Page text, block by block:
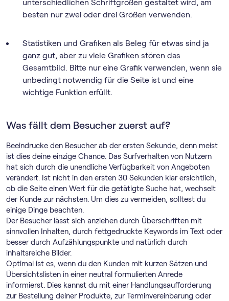
unterschiedlichen Schriftgrößen gestaltet wird, am
besten nur zwei oder drei Größen verwenden.
Statistiken und Grafiken als Beleg für etwas sind ja
ganz gut, aber zu viele Grafiken stören das
Gesamtbild. Bitte nur eine Grafik verwenden, wenn sie
unbedingt notwendig für die Seite ist und eine
wichtige Funktion erfüllt.
Was fällt dem Besucher zuerst auf?
Beeindrucke den Besucher ab der ersten Sekunde, denn meist
ist dies deine einzige Chance. Das Surfverhalten von Nutzern
hat sich durch die unendliche Verfügbarkeit von Angeboten
verändert. Ist nicht in den ersten 30 Sekunden klar ersichtlich,
ob die Seite einen Wert für die getätigte Suche hat, wechselt
der Kunde zur nächsten. Um dies zu vermeiden, solltest du
einige Dinge beachten.
Der Besucher lässt sich anziehen durch Überschriften mit
sinnvollen Inhalten, durch fettgedruckte Keywords im Text oder
besser durch Aufzählungspunkte und natürlich durch
inhaltsreiche Bilder.
Optimal ist es, wenn du den Kunden mit kurzen Sätzen und
Übersichtslisten in einer neutral formulierten Anrede
informierst. Dies kannst du mit einer Handlungsaufforderung
zur Bestellung deiner Produkte, zur Terminvereinbarung oder